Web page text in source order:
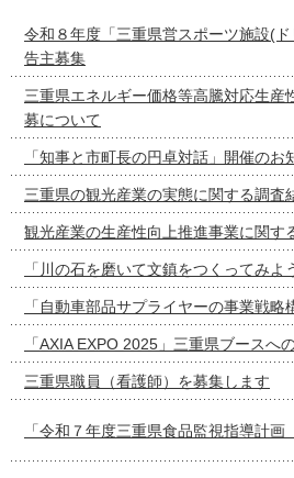
令和８年度「三重県営スポーツ施設(
告主募集
三重県エネルギー価格等高騰対応生
募について
「知事と市町長の円卓対話」開催のお
三重県の観光産業の実態に関する調
観光産業の生産性向上推進事業に関す
「川の石を磨いて文鎮をつくってみよ
「自動車部品サプライヤーの事業戦略
「AXIA EXPO 2025」三重県ブースへ
三重県職員（看護師）を募集します
「令和７年度三重県食品監視指導計